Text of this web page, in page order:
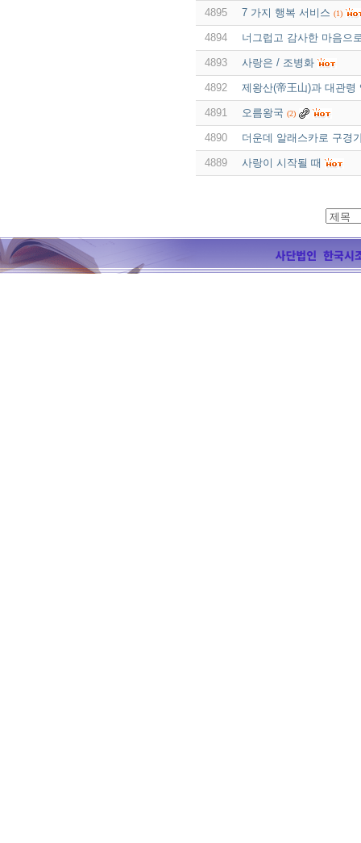
4895 7 가지 행복 서비스 (1)
4894 너그럽고 감사한 마음으
4893 사랑은 / 조병화
4892 제왕산(帝王山)과 대관
4891 오름왕국 (2)
4890 더운데 알래스카로 구경
4889 사랑이 시작될 때